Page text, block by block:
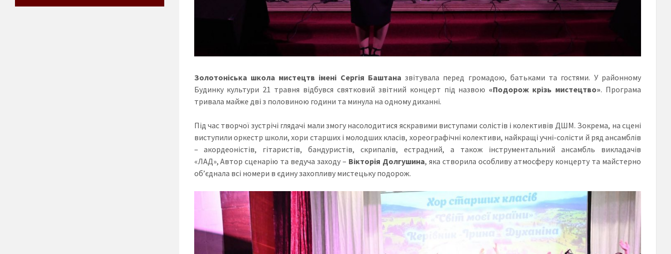
Золотоніська школа мистецтв імені Сергія Баштана звітувала перед громадою, батьками та гостями. У районному
Будинку культури 21 травня відбувся святковий звітний концерт під назвою «Подорож крізь мистецтво». Програма
тривала майже дві з половиною години та минула на одному диханні.
Під час творчої зустрічі глядачі мали змогу насолодитися яскравими виступами солістів і колективів ДШМ. Зокрема, на сцені
виступили оркестр школи, хори старших і молодших класів, хореографічні колективи, найкращі учні-солісти й ряд ансамблів
– акордеоністів, гітаристів, бандуристів, скрипалів, естрадний, а також інструментальний ансамбль викладачів
«ЛАД», Автор сценарію та ведуча заходу – Вікторія Долгушина, яка створила особливу атмосферу концерту та майстерно
об’єднала всі номери в єдину захопливу мистецьку подорож.